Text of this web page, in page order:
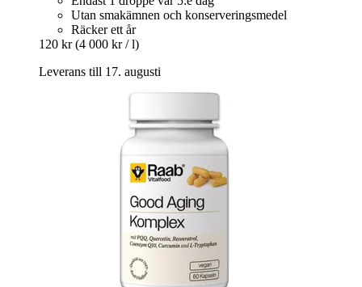
Utan smakämnen och konserveringsmedel
Räcker ett år
120 kr (4 000 kr / l)
Leverans till 17. augusti